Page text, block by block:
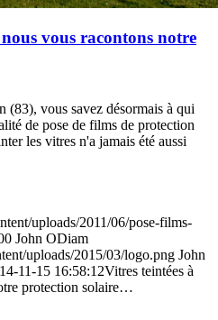
vous racontons notre
(83), vous savez désormais à qui
de pose de films de protection
les vitres n'a jamais été aussi
uploads/2011/06/pose-films-
John ODiam
uploads/2015/03/logo.png John
11-15 16:58:12Vitres teintées à
protection solaire…